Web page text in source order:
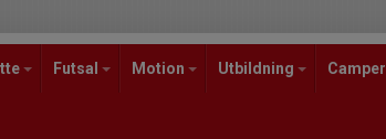
Futsal Motion Utbildning Camper